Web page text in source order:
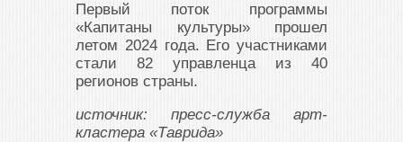
Первый поток программы
«Капитаны культуры» прошел
летом 2024 года. Его участниками
стали 82 управленца из 40
регионов страны.
источник: пресс-служба арт-
кластера «Таврида»